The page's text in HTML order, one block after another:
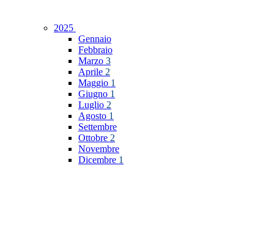
2025
Gennaio
Febbraio
Marzo 3
Aprile 2
Maggio 1
Giugno 1
Luglio 2
Agosto 1
Settembre
Ottobre 2
Novembre
Dicembre 1